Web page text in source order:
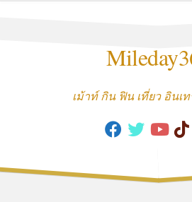
เม้าท์ กิน ฟิน เที่ยว อินเ